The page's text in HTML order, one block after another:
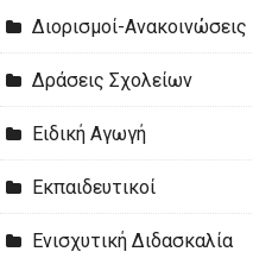
Διορισμοί-Ανακοινώσεις
Δράσεις Σχολείων
Ειδική Αγωγή
Εκπαιδευτικοί
Ενισχυτική Διδασκαλία